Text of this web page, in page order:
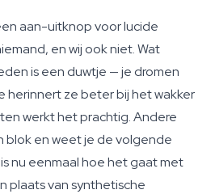
aan-uitknop voor lucide
en wij ook niet. Wat
is een duwtje — je dromen
herinnert ze beter bij het wakker
werkt het prachtig. Andere
blok en weet je de volgende
nu eenmaal hoe het gaat met
plaats van synthetische